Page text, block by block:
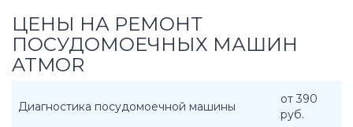
ЦЕНЫ НА РЕМОНТ
ПОСУДОМОЕЧНЫХ МАШИН
ATMOR
Диагностика посудомоечной машины
от 390
руб.